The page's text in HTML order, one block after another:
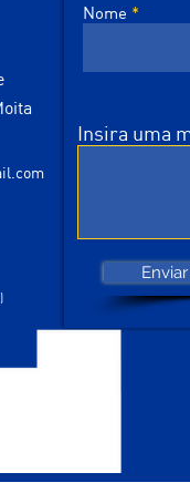
Nome
Insira uma
Enviar